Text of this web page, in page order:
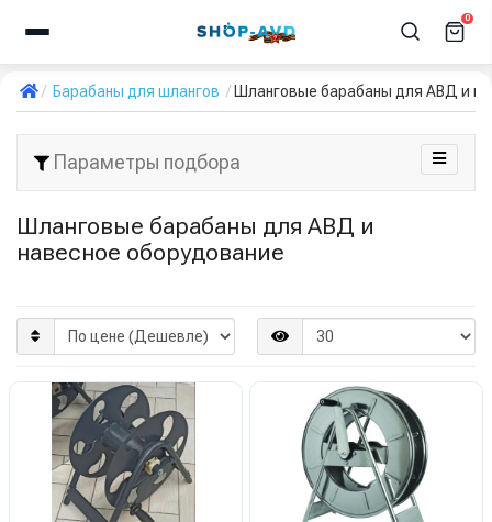
0
Барабаны для шлангов Шланговые барабаны для АВД и
Параметры подбора
Шланговые барабаны для АВД и
навесное оборудование